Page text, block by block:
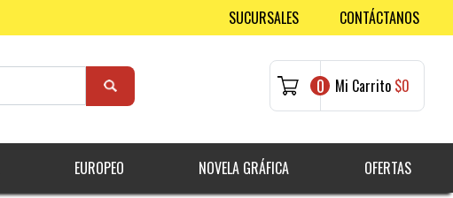
SUCURSALES CONTÁCTANOS
0 Mi Carrito $0
EUROPEO NOVELA GRÁFICA OFERTAS